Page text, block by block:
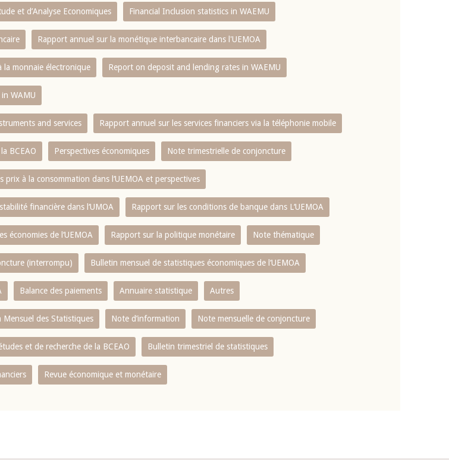
et d’Analyse Economiques Financial Inclusion statistics in WAEMU
Rapport annuel sur la monétique interbancaire dans l'UEMOA
la monnaie électronique Report on deposit and lending rates in WAEMU
WAMU
and services Rapport annuel sur les services financiers via la téléphonie mobile
BCEAO Perspectives économiques Note trimestrielle de conjoncture
prix à la consommation dans l‘UEMOA et perspectives
financière dans l‘UMOA Rapport sur les conditions de banque dans L‘UEMOA
économies de l‘UEMOA Rapport sur la politique monétaire Note thématique
(interrompu) Bulletin mensuel de statistiques économiques de l‘UEMOA
Balance des paiements Annuaire statistique Autres
Mensuel des Statistiques Note d’information Note mensuelle de conjoncture
et de recherche de la BCEAO Bulletin trimestriel de statistiques
Revue économique et monétaire